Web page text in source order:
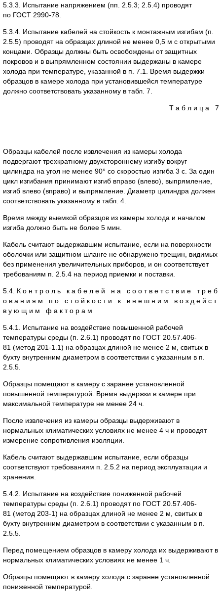
5.3.3. Испытание напряжением (пп. 2.5.3; 2.5.4) проводят
по ГОСТ 2990-78.
5.3.4. Испытание кабелей на стойкость к монтажным изгибам (п.
2.5.5) проводят на образцах длиной не менее 0,5 м с открытыми
концами. Образцы должны быть освобождены от защитных
покровов и в выпрямленном состоянии выдержаны в камере
холода при температуре, указанной в п. 7.1. Время выдержки
образцов в камере холода при установившейся температуре
должно соответствовать указанному в табл. 7.
Т а б л и ц а 7
Образцы кабелей после извлечения из камеры холода
подвергают трехкратному двухстороннему изгибу вокруг
цилиндра на угол не менее 90° со скоростью изгиба 3 с. За один
цикл изгибания принимают изгиб вправо (влево), выпрямление,
изгиб влево (вправо) и выпрямление. Диаметр цилиндра должен
соответствовать указанному в табл. 4.
Время между выемкой образцов из камеры холода и началом
изгиба должно быть не более 5 мин.
Кабель считают выдержавшим испытание, если на поверхности
оболочки или защитном шланге не обнаружено трещин, видимых
без применения увеличительных приборов, и он соответствует
требованиям п. 2.5.4 на период приемки и поставки.
5.4. К о н т р о л ь к а б е л е й н а с о о т в е т с т в и е т р е б
о в а н и я м п о с т о й к о с т и к в н е ш н и м в о з д е й с т
в у ю щ и м ф а к т о р а м
5.4.1. Испытание на воздействие повышенной рабочей
температуры среды (п. 2.6.1) проводят по ГОСТ 20.57.406-
81 (метод 201-1.1) на образцах длиной не менее 2 м, свитых в
бухту внутренним диаметром в соответствии с указанным в п.
2.5.5.
Образцы помещают в камеру с заранее установленной
повышенной температурой. Время выдержки в камере при
максимальной температуре не менее 24 ч.
После извлечения из камеры образцы выдерживают в
нормальных климатических условиях не менее 4 ч и проводят
измерение сопротивления изоляции.
Кабель считают выдержавшим испытание, если образцы
соответствуют требованиям п. 2.5.2 на период эксплуатации и
хранения.
5.4.2. Испытание на воздействие пониженной рабочей
температуры среды (п. 2.6.1) проводят по ГОСТ 20.57.406-
81 (метод 203-1) на образцах длиной не менее 2 м, свитых в
бухту внутренним диаметром в соответствии с указанным в п.
2.5.5.
Перед помещением образцов в камеру холода их выдерживают в
нормальных климатических условиях не менее 1 ч.
Образцы помещают в камеру холода с заранее установленной
пониженной температурой.